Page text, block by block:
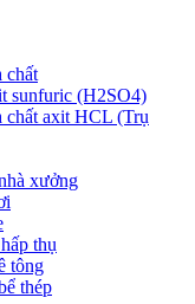
chất
sunfuric (H2SO4)
chất axit HCL (Trụ
xưởng
thụ
tông
thép